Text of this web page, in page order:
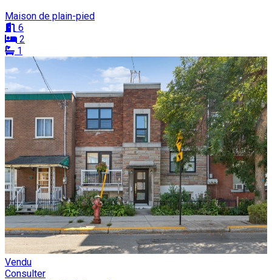
Maison de plain-pied
6
2
1
Vendu
Consulter